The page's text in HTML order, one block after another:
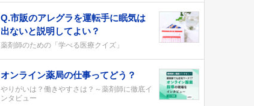
Q.市販のアレグラを運転手に眠気は
出ないと説明してよい？
薬剤師のための「学べる医療クイズ」
オンライン薬局の仕事ってどう？
やりがいは？働きやすさは？～薬剤師に徹底イ
ンタビュー